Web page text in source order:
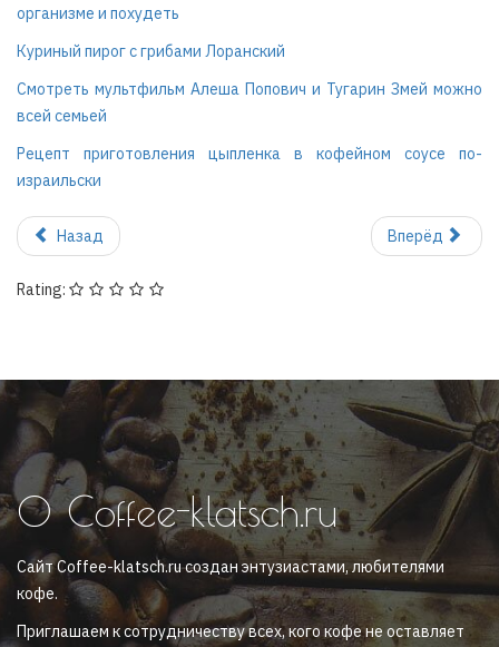
организме и похудеть
Куриный пирог с грибами Лоранский
Смотреть мультфильм Алеша Попович и Тугарин Змей можно
всей семьей
Рецепт приготовления цыпленка в кофейном соусе по-
израильски
Назад Вперёд
Rating:
О Coffee-klatsch.ru
Сайт Coffee-klatsch.ru создан энтузиастами, любителями
кофе.
Приглашаем к сотрудничеству всех, кого кофе не оставляет